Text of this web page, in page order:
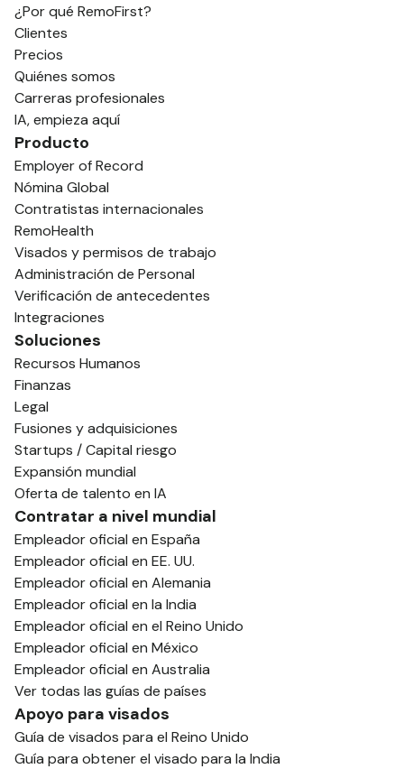
¿Por qué RemoFirst?
Clientes
Precios
Quiénes somos
Carreras profesionales
IA, empieza aquí
Producto
Employer of Record
Nómina Global
Contratistas internacionales
RemoHealth
Visados y permisos de trabajo
Administración de Personal
Verificación de antecedentes
Integraciones
Soluciones
Recursos Humanos
Finanzas
Legal
Fusiones y adquisiciones
Startups / Capital riesgo
Expansión mundial
Oferta de talento en IA
Contratar a nivel mundial
Empleador oficial en España
Empleador oficial en EE. UU.
Empleador oficial en Alemania
Empleador oficial en la India
Empleador oficial en el Reino Unido
Empleador oficial en México
Empleador oficial en Australia
Ver todas las guías de países
Apoyo para visados
Guía de visados para el Reino Unido
Guía para obtener el visado para la India